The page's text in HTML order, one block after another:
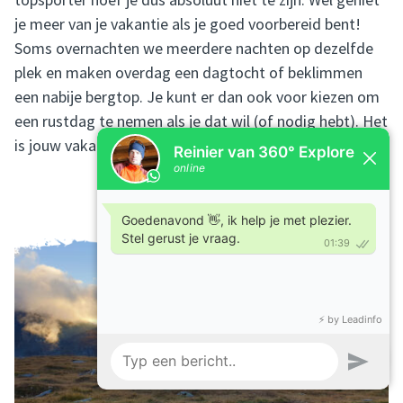
je meer van je vakantie als je goed voorbereid bent!
Soms overnachten we meerdere nachten op dezelfde
plek en maken overdag een dagtocht of beklimmen
een nabije bergtop. Je kunt er dan ook voor kiezen om
een rustdag te nemen als je dat wil (of nodig hebt). Het
is jouw vakantie.